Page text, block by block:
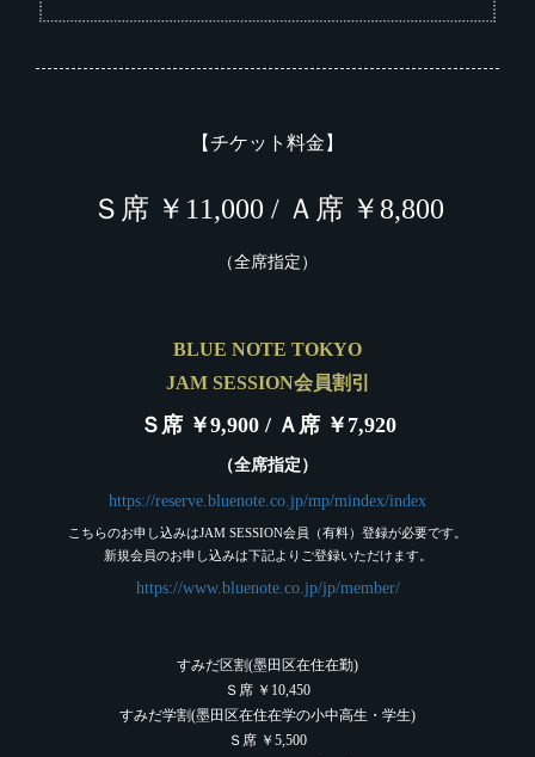
【チケット料金】
Ｓ席 ￥11,000 / Ａ席 ￥8,800
（全席指定）
BLUE NOTE TOKYO
JAM SESSION会員割引
Ｓ席 ￥9,900 / Ａ席 ￥7,920
（全席指定）
https://reserve.bluenote.co.jp/mp/mindex/index
こちらのお申し込みはJAM SESSION会員（有料）登録が必要です。
新規会員のお申し込みは下記よりご登録いただけます。
https://www.bluenote.co.jp/jp/member/
すみだ区割(墨田区在住在勤)
Ｓ席 ￥10,450
すみだ学割(墨田区在住在学の小中高生・学生)
Ｓ席 ￥5,500